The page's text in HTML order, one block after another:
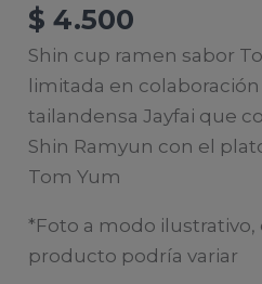
$ 4.500
Shin cup ramen sabor
limitada en
tailandensa Jayfai que
Shin Ramyun con el
Tom Yum
*Foto a modo
producto podría variar